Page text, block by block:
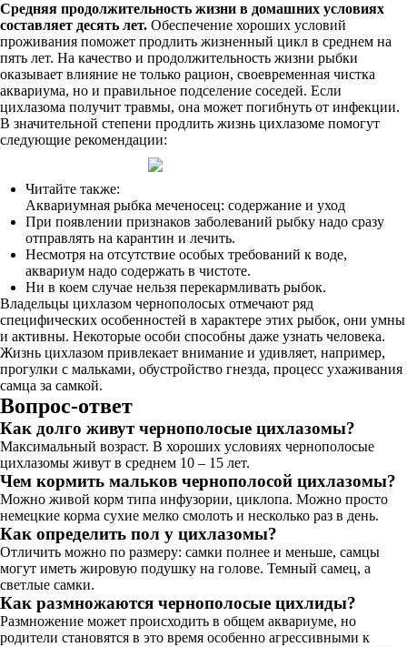
Средняя продолжительность жизни в домашних условиях
составляет десять лет. Обеспечение хороших условий
проживания поможет продлить жизненный цикл в среднем на
пять лет. На качество и продолжительность жизни рыбки
оказывает влияние не только рацион, своевременная чистка
аквариума, но и правильное подселение соседей. Если
цихлазома получит травмы, она может погибнуть от инфекции.
В значительной степени продлить жизнь цихлазоме помогут
следующие рекомендации:
Читайте также:
Аквариумная рыбка меченосец: содержание и уход
При появлении признаков заболеваний рыбку надо сразу
отправлять на карантин и лечить.
Несмотря на отсутствие особых требований к воде,
аквариум надо содержать в чистоте.
Ни в коем случае нельзя перекармливать рыбок.
Владельцы цихлазом чернополосых отмечают ряд
специфических особенностей в характере этих рыбок, они умны
и активны. Некоторые особи способны даже узнать человека.
Жизнь цихлазом привлекает внимание и удивляет, например,
прогулки с мальками, обустройство гнезда, процесс ухаживания
самца за самкой.
Вопрос-ответ
Как долго живут чернополосые цихлазомы?
Максимальный возраст. В хороших условиях чернополосые
цихлазомы живут в среднем 10 – 15 лет.
Чем кормить мальков чернополосой цихлазомы?
Можно живой корм типа инфузории, циклопа. Можно просто
немецкие корма сухие мелко смолоть и несколько раз в день.
Как определить пол у цихлазомы?
Отличить можно по размеру: самки полнее и меньше, самцы
могут иметь жировую подушку на голове. Темный самец, а
светлые самки.
Как размножаются чернополосые цихлиды?
Размножение может происходить в общем аквариуме, но
родители становятся в это время особенно агрессивными к